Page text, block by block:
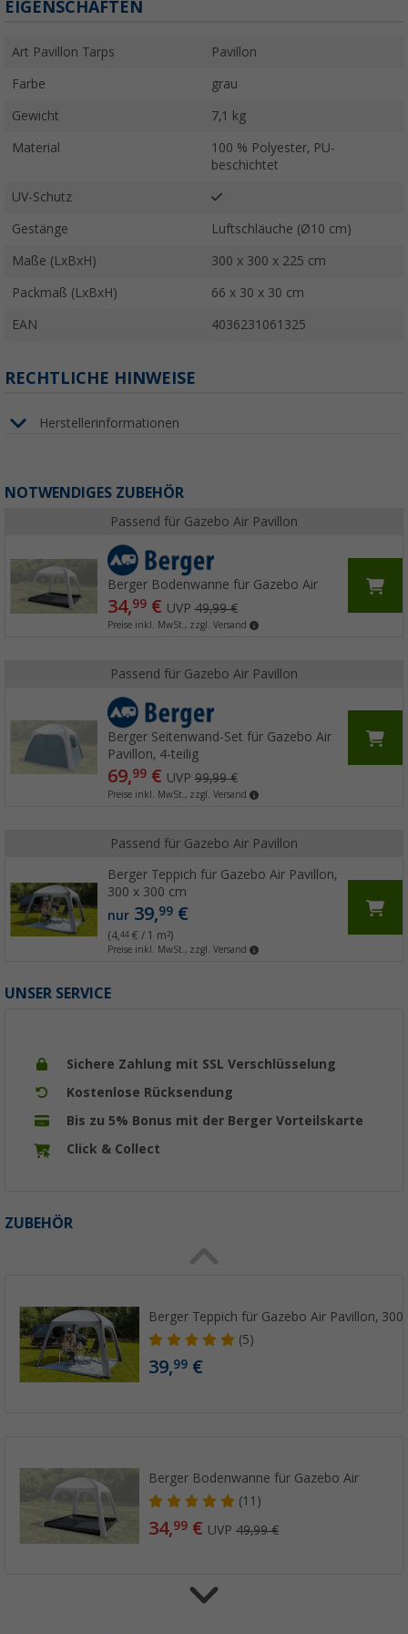
EIGENSCHAFTEN
Art Pavillon Tarps Pavillon
Farbe grau
Gewicht 7,1 kg
Material
100 % Polyester, PU-
beschichtet
UV-Schutz
Gestänge Luftschläuche (Ø10 cm)
Maße (LxBxH) 300 x 300 x 225 cm
Packmaß (LxBxH) 66 x 30 x 30 cm
EAN 4036231061325
RECHTLICHE HINWEISE
Herstellerinformationen
NOTWENDIGES ZUBEHÖR
Passend für Gazebo Air Pavillon
Berger Bodenwanne für Gazebo Air
34,99€ UVP49,99 €
Preise inkl. MwSt., zzgl. Versand
Passend für Gazebo Air Pavillon
Berger Seitenwand-Set für Gazebo Air
Pavillon, 4-teilig
69,99€ UVP99,99 €
Preise inkl. MwSt., zzgl. Versand
Passend für Gazebo Air Pavillon
Berger Teppich für Gazebo Air Pavillon,
300 x 300 cm
nur39,99€
(4,44€ / 1 m²)
Preise inkl. MwSt., zzgl. Versand
UNSER SERVICE
Sichere Zahlung mit SSL Verschlüsselung
Kostenlose Rücksendung
Bis zu 5% Bonus mit der Berger Vorteilskarte
Click & Collect
ZUBEHÖR
Berger Teppich für Gazebo Air Pavillon, 300
(5)
39,99 €
Berger Bodenwanne für Gazebo Air
(11)
34,99 € UVP49,99 €